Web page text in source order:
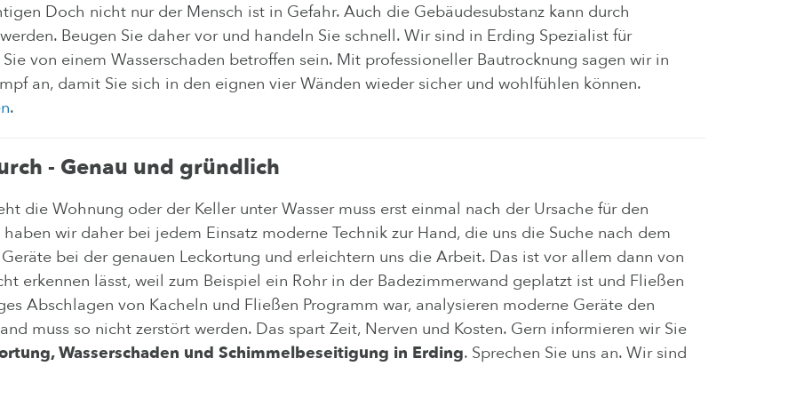
Doch nicht nur der Mensch ist in Gefahr. Auch die Gebäudesubstanz kann durch
Beugen Sie daher vor und handeln Sie schnell. Wir sind in Erding Spezialist für
von einem Wasserschaden betroffen sein. Mit professioneller Bautrocknung sagen wir in
an, damit Sie sich in den eignen vier Wänden wieder sicher und wohlfühlen können.
.
- Genau und gründlich
die Wohnung oder der Keller unter Wasser muss erst einmal nach der Ursache für den
wir daher bei jedem Einsatz moderne Technik zur Hand, die uns die Suche nach dem
bei der genauen Leckortung und erleichtern uns die Arbeit. Das ist vor allem dann von
erkennen lässt, weil zum Beispiel ein Rohr in der Badezimmerwand geplatzt ist und Fließen
Abschlagen von Kacheln und Fließen Programm war, analysieren moderne Geräte den
muss so nicht zerstört werden. Das spart Zeit, Nerven und Kosten. Gern informieren wir Sie
Wasserschaden und Schimmelbeseitigung in Erding. Sprechen Sie uns an. Wir sind